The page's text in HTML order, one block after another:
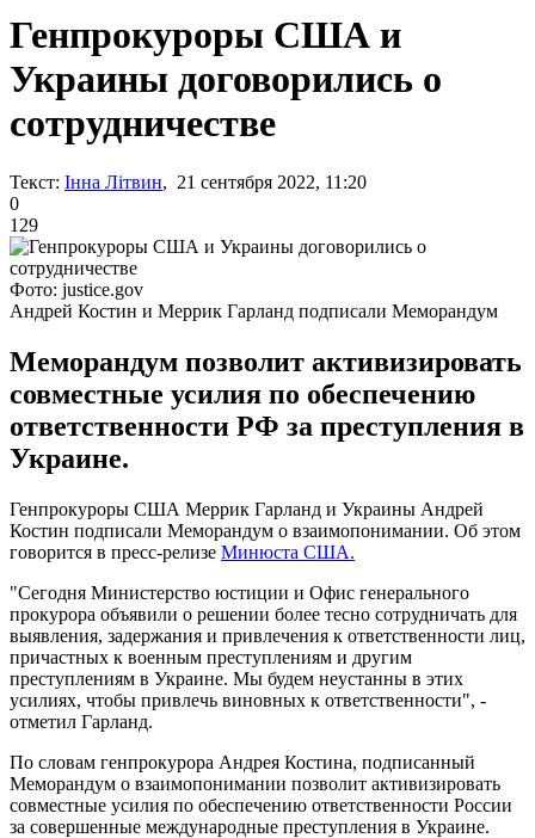
Генпрокуроры США и
Украины договорились о
сотрудничестве
Текст: Інна Літвин, 21 сентября 2022, 11:20
0
129
Фото: justice.gov
Андрей Костин и Меррик Гарланд подписали Меморандум
Меморандум позволит активизировать
совместные усилия по обеспечению
ответственности РФ за преступления в
Украине.
Генпрокуроры США Меррик Гарланд и Украины Андрей
Костин подписали Меморандум о взаимопонимании. Об этом
говорится в пресс-релизе Минюста США.
"Сегодня Министерство юстиции и Офис генерального
прокурора объявили о решении более тесно сотрудничать для
выявления, задержания и привлечения к ответственности лиц,
причастных к военным преступлениям и другим
преступлениям в Украине. Мы будем неустанны в этих
усилиях, чтобы привлечь виновных к ответственности", -
отметил Гарланд.
По словам генпрокурора Андрея Костина, подписанный
Меморандум о взаимопонимании позволит активизировать
совместные усилия по обеспечению ответственности России
за совершенные международные преступления в Украине.